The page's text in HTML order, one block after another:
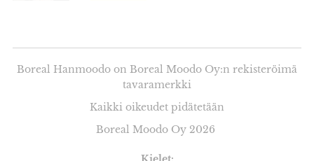
Boreal Hanmoodo on Boreal Moodo Oy:n rekisteröimä
tavaramerkki
Kaikki oikeudet pidätetään
Boreal Moodo Oy 2026